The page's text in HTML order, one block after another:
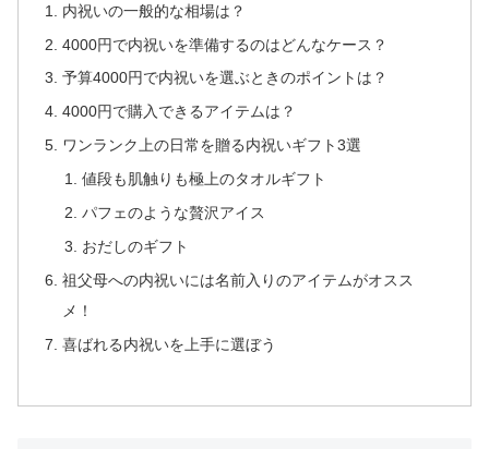
内祝いの一般的な相場は？
4000円で内祝いを準備するのはどんなケース？
予算4000円で内祝いを選ぶときのポイントは？
4000円で購入できるアイテムは？
ワンランク上の日常を贈る内祝いギフト3選
値段も肌触りも極上のタオルギフト
パフェのような贅沢アイス
おだしのギフト
祖父母への内祝いには名前入りのアイテムがオスス
メ！
喜ばれる内祝いを上手に選ぼう